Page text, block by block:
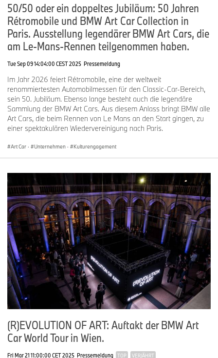
50/50 oder ein doppeltes Jubiläum: 50 Jahren
Rétromobile und BMW Art Car Collection in
Paris. Ausstellung legendärer BMW Art Cars, die
am Le-Mans-Rennen teilgenommen haben.
Tue Sep 09 14:04:00 CEST 2025 Pressemeldung
Im Jahr 2026 feiert Rétromobile, eine der weltweit
renommiertesten Automobilmessen für den Classic-Car-Bereich,
sein 50. Jubiläum. Ebenso lange besteht auch die legendäre
Sammlung der BMW Art Cars. Aus diesem Anlass bringt BMW alle
Art Cars, die beim Rennen von Le Mans an den Start gingen, zu
einer spektakulären Wiedervereinigung nach Paris.
Art Car · Unternehmen · Kulturengagement
(R)EVOLUTION OF ART: Auftakt der BMW Art
Car World Tour in Wien.
Fri Mar 21 11:00:00 CET 2025 Pressemeldung TOP VERJÄHRT